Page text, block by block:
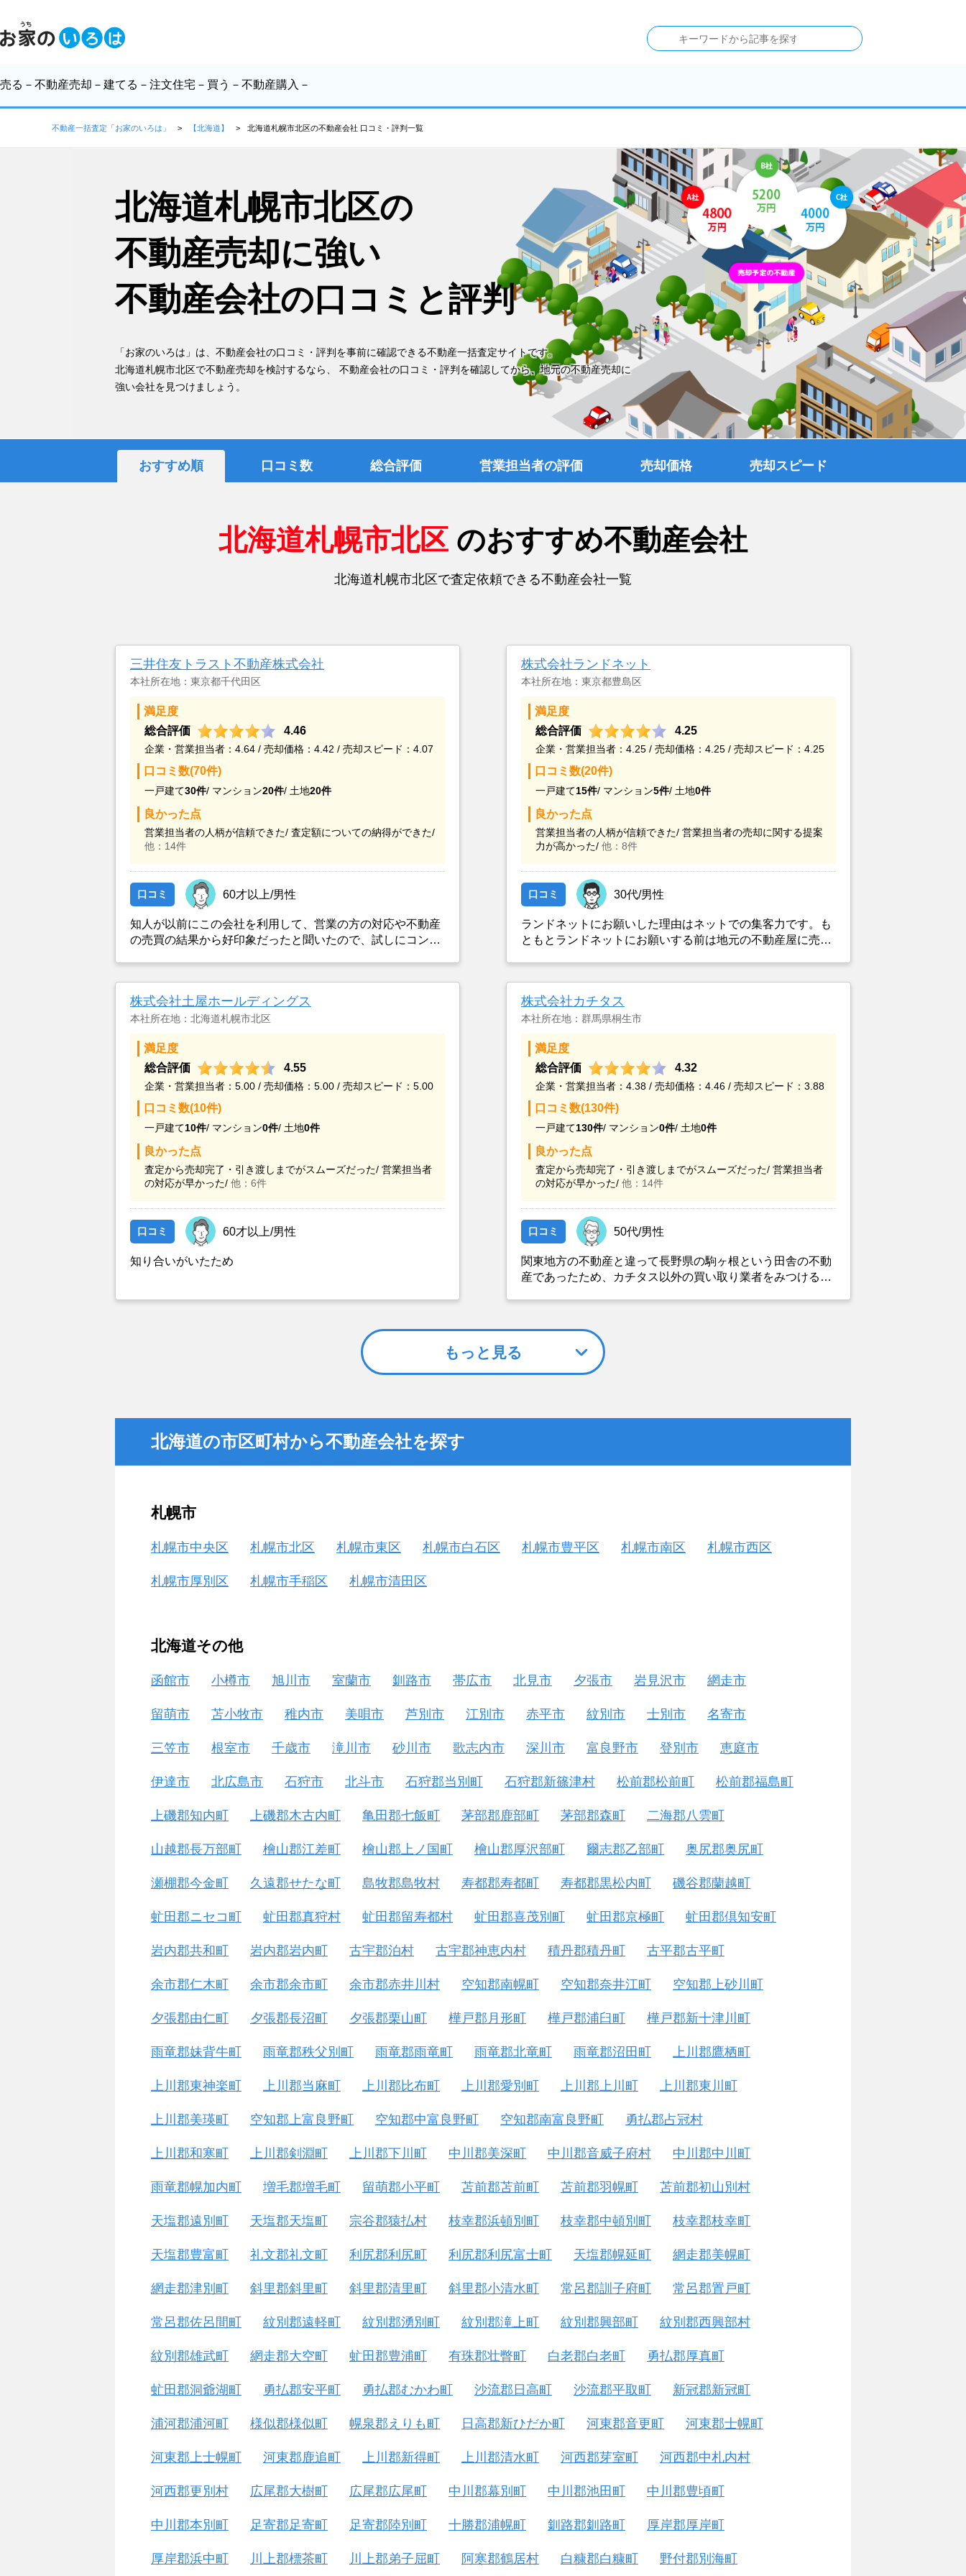
売る －不動産売却－ 建てる －注文住宅－ 買う －不動産購入－
不動産一括査定「お家のいろは」 【北海道】 北海道札幌市北区の不動産会社 口コミ・評判一覧
北海道札幌市北区の
不動産売却に強い
不動産会社の口コミと評判
「お家のいろは」は、不動産会社の口コミ・評判を事前に確認できる不動産一括査定サイトです。
北海道札幌市北区で不動産売却を検討するなら、 不動産会社の口コミ・評判を確認してから、地元の不動産売却に
強い会社を見つけましょう。
おすすめ順 口コミ数 総合評価 営業担当者の評価 売却価格 売却スピード
北海道札幌市北区 のおすすめ不動産会社
北海道札幌市北区で査定依頼できる不動産会社一覧
三井住友トラスト不動産株式会社
本社所在地：東京都千代田区
満足度
総合評価
4.46
企業・営業担当者：4.64 / 売却価格：4.42 / 売却スピード：4.07
口コミ数(70件)
一戸建て30件/ マンション20件/ 土地20件
良かった点
営業担当者の人柄が信頼できた/ 査定額についての納得ができた/
他：14件
口コミ 60才以上/男性
知人が以前にこの会社を利用して、営業の方の対応や不動産
の売買の結果から好印象だったと聞いたので、試しにコンタ
株式会社ランドネット
本社所在地：東京都豊島区
満足度
総合評価
4.25
企業・営業担当者：4.25 / 売却価格：4.25 / 売却スピード：4.25
口コミ数(20件)
一戸建て15件/ マンション5件/ 土地0件
良かった点
営業担当者の人柄が信頼できた/ 営業担当者の売却に関する提案
力が高かった/ 他：8件
口コミ 30代/男性
ランドネットにお願いした理由はネットでの集客力です。も
ともとランドネットにお願いする前は地元の不動産屋に売却
対応しているランドネットにお願いしました。
株式会社土屋ホールディングス
本社所在地：北海道札幌市北区
満足度
総合評価
4.55
企業・営業担当者：5.00 / 売却価格：5.00 / 売却スピード：5.00
口コミ数(10件)
一戸建て10件/ マンション0件/ 土地0件
良かった点
査定から売却完了・引き渡しまでがスムーズだった/ 営業担当者
の対応が早かった/ 他：6件
口コミ 60才以上/男性
知り合いがいたため
株式会社カチタス
本社所在地：群馬県桐生市
満足度
総合評価
4.32
企業・営業担当者：4.38 / 売却価格：4.46 / 売却スピード：3.88
口コミ数(130件)
一戸建て130件/ マンション0件/ 土地0件
良かった点
査定から売却完了・引き渡しまでがスムーズだった/ 営業担当者
の対応が早かった/ 他：14件
口コミ 50代/男性
関東地方の不動産と違って長野県の駒ヶ根という田舎の不動
産であったため、カチタス以外の買い取り業者をみつけるこ
もっと見る
北海道の市区町村から不動産会社を探す
札幌市
札幌市中央区 札幌市北区 札幌市東区 札幌市白石区 札幌市豊平区 札幌市南区 札幌市西区
札幌市厚別区 札幌市手稲区 札幌市清田区
北海道その他
函館市 小樽市 旭川市 室蘭市 釧路市 帯広市 北見市 夕張市 岩見沢市 網走市
留萌市 苫小牧市 稚内市 美唄市 芦別市 江別市 赤平市 紋別市 士別市 名寄市
三笠市 根室市 千歳市 滝川市 砂川市 歌志内市 深川市 富良野市 登別市 恵庭市
伊達市 北広島市 石狩市 北斗市 石狩郡当別町 石狩郡新篠津村 松前郡松前町 松前郡福島町
上磯郡知内町 上磯郡木古内町 亀田郡七飯町 茅部郡鹿部町 茅部郡森町 二海郡八雲町
山越郡長万部町 檜山郡江差町 檜山郡上ノ国町 檜山郡厚沢部町 爾志郡乙部町 奥尻郡奥尻町
瀬棚郡今金町 久遠郡せたな町 島牧郡島牧村 寿都郡寿都町 寿都郡黒松内町 磯谷郡蘭越町
虻田郡ニセコ町 虻田郡真狩村 虻田郡留寿都村 虻田郡喜茂別町 虻田郡京極町 虻田郡倶知安町
岩内郡共和町 岩内郡岩内町 古宇郡泊村 古宇郡神恵内村 積丹郡積丹町 古平郡古平町
余市郡仁木町 余市郡余市町 余市郡赤井川村 空知郡南幌町 空知郡奈井江町 空知郡上砂川町
夕張郡由仁町 夕張郡長沼町 夕張郡栗山町 樺戸郡月形町 樺戸郡浦臼町 樺戸郡新十津川町
雨竜郡妹背牛町 雨竜郡秩父別町 雨竜郡雨竜町 雨竜郡北竜町 雨竜郡沼田町 上川郡鷹栖町
上川郡東神楽町 上川郡当麻町 上川郡比布町 上川郡愛別町 上川郡上川町 上川郡東川町
上川郡美瑛町 空知郡上富良野町 空知郡中富良野町 空知郡南富良野町 勇払郡占冠村
上川郡和寒町 上川郡剣淵町 上川郡下川町 中川郡美深町 中川郡音威子府村 中川郡中川町
雨竜郡幌加内町 増毛郡増毛町 留萌郡小平町 苫前郡苫前町 苫前郡羽幌町 苫前郡初山別村
天塩郡遠別町 天塩郡天塩町 宗谷郡猿払村 枝幸郡浜頓別町 枝幸郡中頓別町 枝幸郡枝幸町
天塩郡豊富町 礼文郡礼文町 利尻郡利尻町 利尻郡利尻富士町 天塩郡幌延町 網走郡美幌町
網走郡津別町 斜里郡斜里町 斜里郡清里町 斜里郡小清水町 常呂郡訓子府町 常呂郡置戸町
常呂郡佐呂間町 紋別郡遠軽町 紋別郡湧別町 紋別郡滝上町 紋別郡興部町 紋別郡西興部村
紋別郡雄武町 網走郡大空町 虻田郡豊浦町 有珠郡壮瞥町 白老郡白老町 勇払郡厚真町
虻田郡洞爺湖町 勇払郡安平町 勇払郡むかわ町 沙流郡日高町 沙流郡平取町 新冠郡新冠町
浦河郡浦河町 様似郡様似町 幌泉郡えりも町 日高郡新ひだか町 河東郡音更町 河東郡士幌町
河東郡上士幌町 河東郡鹿追町 上川郡新得町 上川郡清水町 河西郡芽室町 河西郡中札内村
河西郡更別村 広尾郡大樹町 広尾郡広尾町 中川郡幕別町 中川郡池田町 中川郡豊頃町
中川郡本別町 足寄郡足寄町 足寄郡陸別町 十勝郡浦幌町 釧路郡釧路町 厚岸郡厚岸町
厚岸郡浜中町 川上郡標茶町 川上郡弟子屈町 阿寒郡鶴居村 白糠郡白糠町 野付郡別海町